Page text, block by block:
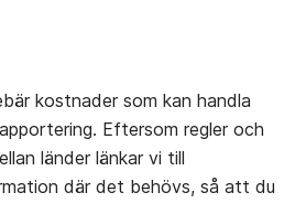
kostnader som kan handla
Eftersom regler och
länder länkar vi till
där det behövs, så att du